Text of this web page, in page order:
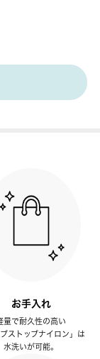
お手入れ
量で耐久性の高い
プストップナイロン」は
水洗いが可能。